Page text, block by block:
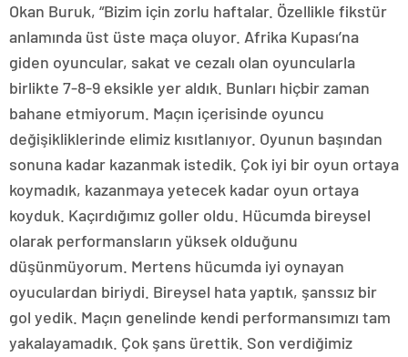
Okan Buruk, “Bizim için zorlu haftalar. Özellikle fikstür
anlamında üst üste maça oluyor. Afrika Kupası’na
giden oyuncular, sakat ve cezalı olan oyuncularla
birlikte 7-8-9 eksikle yer aldık. Bunları hiçbir zaman
bahane etmiyorum. Maçın içerisinde oyuncu
değişikliklerinde elimiz kısıtlanıyor. Oyunun başından
sonuna kadar kazanmak istedik. Çok iyi bir oyun ortaya
koymadık, kazanmaya yetecek kadar oyun ortaya
koyduk. Kaçırdığımız goller oldu. Hücumda bireysel
olarak performansların yüksek olduğunu
düşünmüyorum. Mertens hücumda iyi oynayan
oyuculardan biriydi. Bireysel hata yaptık, şanssız bir
gol yedik. Maçın genelinde kendi performansımızı tam
yakalayamadık. Çok şans ürettik. Son verdiğimiz